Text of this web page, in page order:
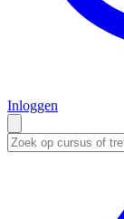
Inloggen